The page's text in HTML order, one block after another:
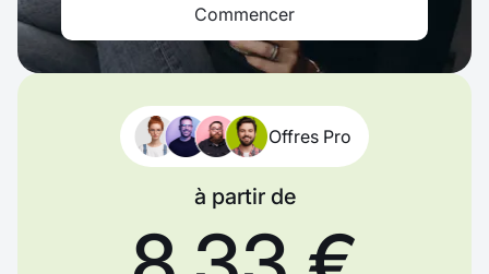
Commencer
Offres Pro
à partir de